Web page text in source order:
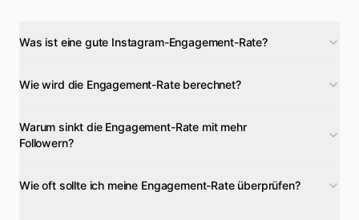
Was ist eine gute Instagram-Engagement-Rate?
Wie wird die Engagement-Rate berechnet?
Warum sinkt die Engagement-Rate mit mehr
Followern?
Wie oft sollte ich meine Engagement-Rate überprüfen?